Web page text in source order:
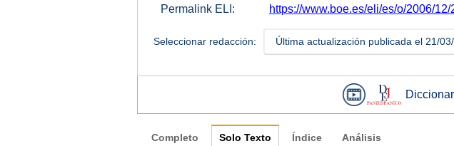
Permalink ELI:
https://www.boe.es/eli/es/o/2006/
Seleccionar redacción: Última actualización publicada el 21/
Completo Solo Texto Índice Análisis